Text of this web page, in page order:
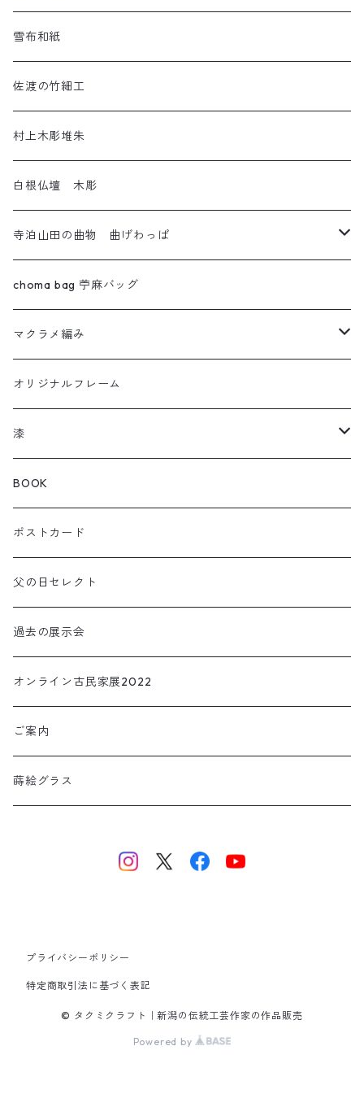
アートネコ
塩沢織物・越後上布
小千谷織物
十日町織物
雪布和紙
佐渡の竹細工
村上木彫堆朱
白根仏壇 木彫
寺泊山田の曲物 曲げわっぱ
わっぱセイロ
ウルトラセブン
曲輪の弁当箱
曲輪スツール
曲輪の球体
choma bag 苧麻バッグ
マクラメ編み
フクロウ
カメレオン
チャーム
オリジナルフレーム
漆
箸おき
KOIOKI コイオキ
NEKOOKI ネコオキ
ぐい呑み・カップ
アクセサリー
小物・インテリア
TORIOKI トリオキ
BOOK
ポストカード
父の日セレクト
過去の展示会
オンライン古民家展2022
ご案内
蒔絵グラス
プライバシーポリシー
特定商取引法に基づく表記
© タクミクラフト｜新潟の伝統工芸作家の作品販売
Powered by